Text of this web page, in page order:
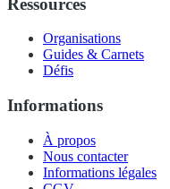
Ressources
Organisations
Guides & Carnets
Défis
Informations
À propos
Nous contacter
Informations légales